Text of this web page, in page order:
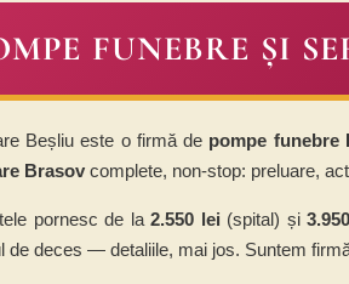
FUNEBRE ȘI
Beșliu este o firmă de pompe funebre
Brasov complete, non-stop: preluare,
pornesc de la 2.550 lei (spital) și
de deces — detaliile, mai jos. Suntem